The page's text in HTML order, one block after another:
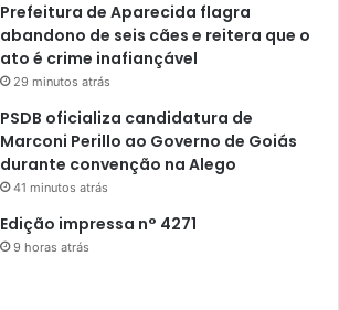
Prefeitura de Aparecida flagra
abandono de seis cães e reitera que o
ato é crime inafiançável
29 minutos atrás
PSDB oficializa candidatura de
Marconi Perillo ao Governo de Goiás
durante convenção na Alego
41 minutos atrás
Edição impressa n° 4271
9 horas atrás